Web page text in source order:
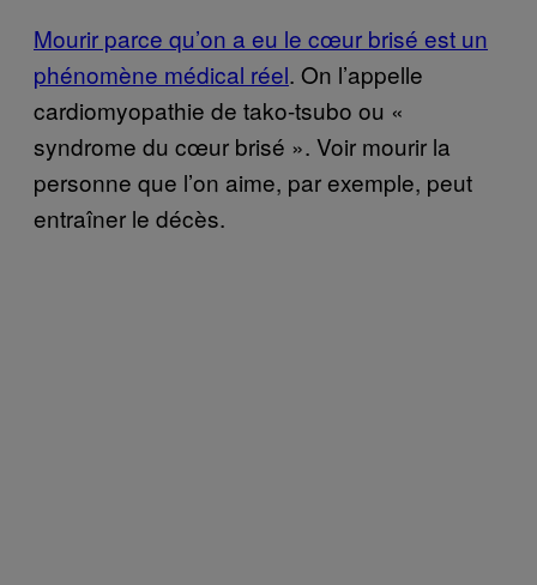
Mourir parce qu’on a eu le cœur brisé est un
phénomène médical réel. On l’appelle
cardiomyopathie de tako-tsubo ou «
syndrome du cœur brisé ». Voir mourir la
personne que l’on aime, par exemple, peut
entraîner le décès.